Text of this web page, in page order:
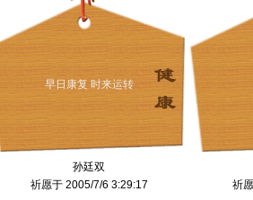
早日康复 时来运转
孙廷双
祈愿于 2005/7/6 3:29:17
祈